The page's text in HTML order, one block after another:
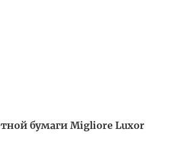
бумаги Migliore Luxor